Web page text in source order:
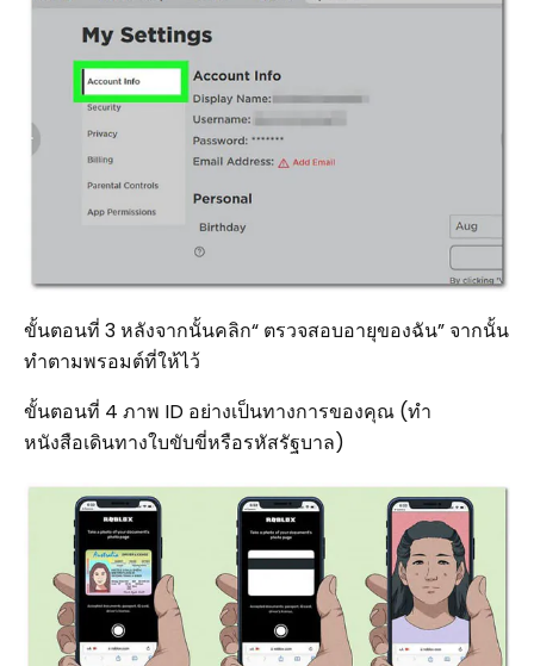
ขั้นตอนที่ 3 หลังจากนั้นคลิก“ ตรวจสอบอายุของฉัน” จากนั้น
ทำตามพรอมต์ที่ให้ไว้
ขั้นตอนที่ 4 ภาพ ID อย่างเป็นทางการของคุณ (ทำ
หนังสือเดินทางใบขับขี่หรือรหัสรัฐบาล)